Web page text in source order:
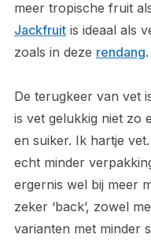
meer tropische fruit
Jackfruitis ideaal als
zoals in deze rendang.
De terugkeer van vet
is vet gelukkig niet zo
en suiker. Ik hartje
echt minder
ergernis wel bij meer
zeker ‘back’, zowel
varianten met minder